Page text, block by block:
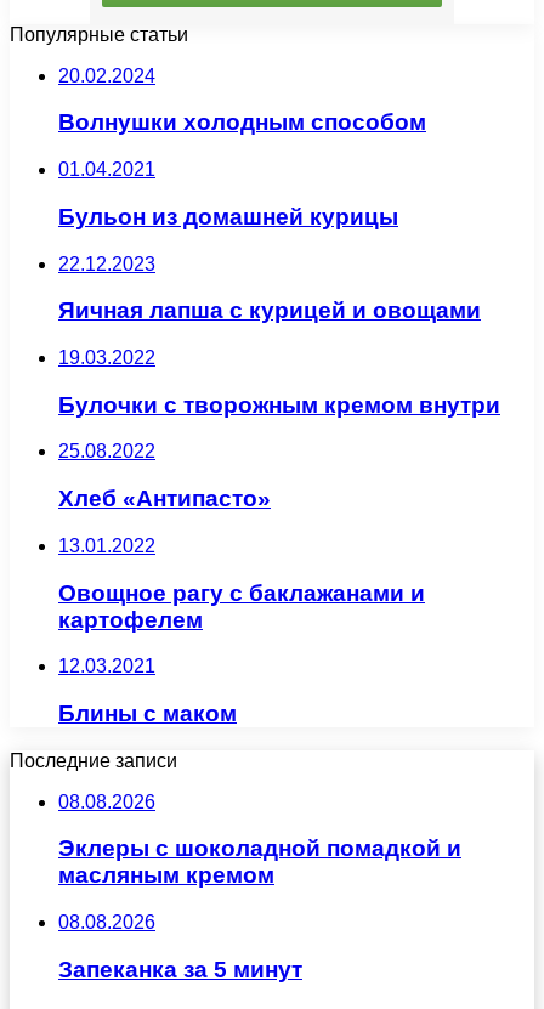
Популярные статьи
20.02.2024
Волнушки холодным способом
01.04.2021
Бульон из домашней курицы
22.12.2023
Яичная лапша с курицей и овощами
19.03.2022
Булочки с творожным кремом внутри
25.08.2022
Хлеб «Антипасто»
13.01.2022
Овощное рагу с баклажанами и
картофелем
12.03.2021
Блины с маком
Последние записи
08.08.2026
Эклеры с шоколадной помадкой и
масляным кремом
08.08.2026
Запеканка за 5 минут